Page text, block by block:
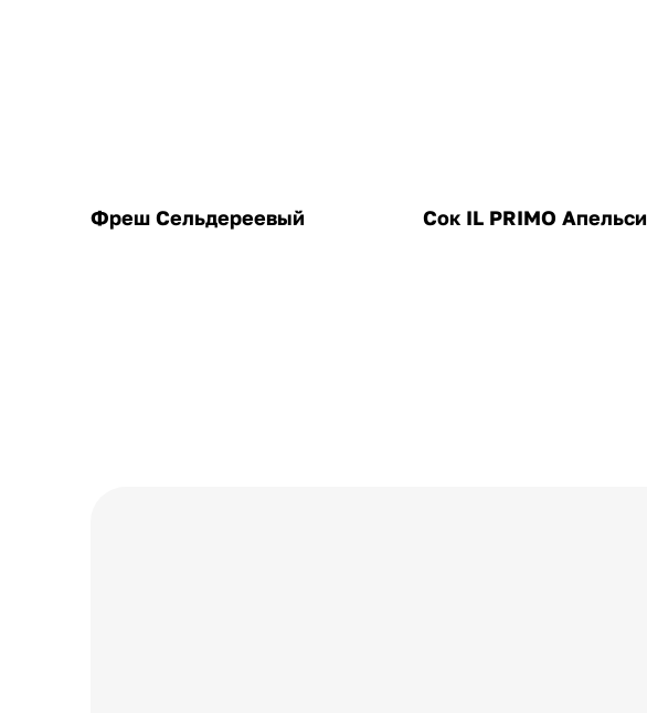
Фреш Сельдереевый Сок IL PRIMO